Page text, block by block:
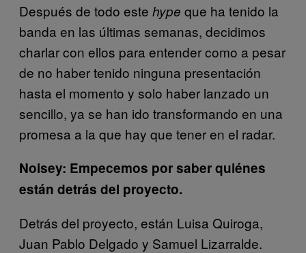
Después de todo este hype que ha tenido la
banda en las últimas semanas, decidimos
charlar con ellos para entender como a pesar
de no haber tenido ninguna presentación
hasta el momento y solo haber lanzado un
sencillo, ya se han ido transformando en una
promesa a la que hay que tener en el radar.
Noisey: Empecemos por saber quiénes
están detrás del proyecto.
Detrás del proyecto, están Luisa Quiroga,
Juan Pablo Delgado y Samuel Lizarralde.